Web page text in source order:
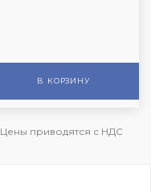
В КОРЗИНУ
Цены приводятся с НДС